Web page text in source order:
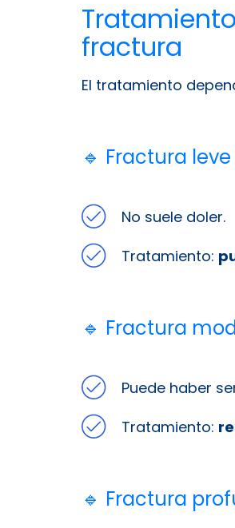
fractura
El tratamiento
🔹 Fractura
No suele doler.
Tratamiento:
🔹 Fractura
Puede haber
Tratamiento:
🔹 Fractura